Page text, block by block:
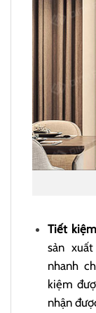
Tiết
sản
nhanh
kiệm
nhận